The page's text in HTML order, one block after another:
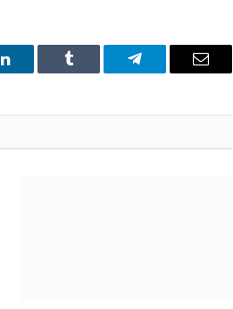
LinkedIn Tumblr Telegram Email